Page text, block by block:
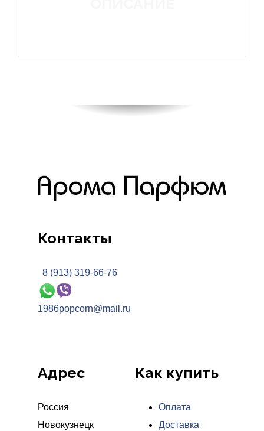
Контакты
8 (913) 319-66-76
1986popcorn@mail.ru
Адрес
Россия
Новокузнецк
Как купить
Оплата
Доставка